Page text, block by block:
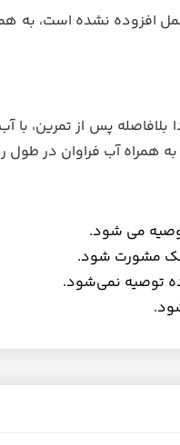
نشده است، به همین
همراه آب فراوان در
می شود.
مشورت شود.
توصیه نمی‌شود.